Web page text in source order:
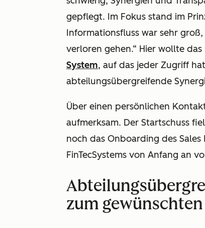
gepflegt. Im Fokus stand im
Informationsfluss war sehr
verloren gehen.“ Hier wollte
System, auf das jeder Zugriff
abteilungsübergreifende
Über einen persönlichen
aufmerksam. Der Startschuss
noch das Onboarding des
FinTecSystems von Anfang an
zum